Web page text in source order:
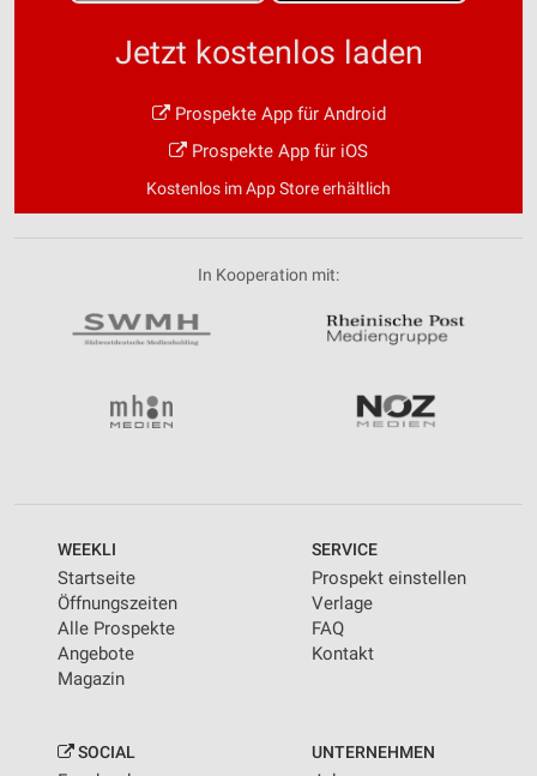
Jetzt kostenlos laden
Prospekte App für Android
Prospekte App für iOS
Kostenlos im App Store erhältlich
In Kooperation mit:
WEEKLI
Startseite
Öffnungszeiten
Alle Prospekte
Angebote
Magazin
SERVICE
Prospekt einstellen
Verlage
FAQ
Kontakt
SOCIAL UNTERNEHMEN